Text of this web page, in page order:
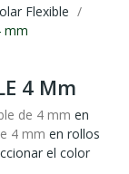
Flexible
mm
4 Mm
de 4 mm en
4 mm en rollos
el color